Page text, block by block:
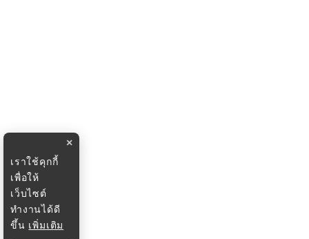
×
เราใช้คุกกี้
เพื่อให้
เว็บไซต์
ทำงานได้ดี
ขึ้น เพิ่มเติม